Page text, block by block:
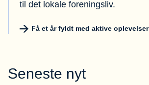
til det lokale foreningsliv.
Få et år fyldt med aktive oplevelser
Seneste nyt